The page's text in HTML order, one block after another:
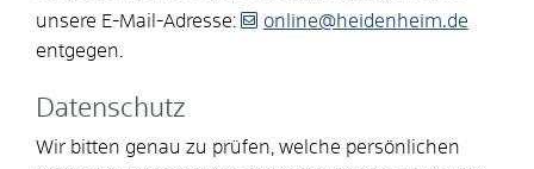
unsere E-Mail-Adresse:
online@heidenheim.de
entgegen.
Datenschutz
Wir bitten genau zu prüfen, welche persönlichen